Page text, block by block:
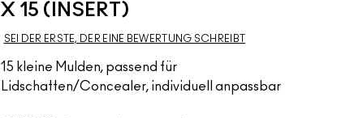
X 15 (INSERT)
SEI DER ERSTE, DER EINE BEWERTUNG SCHREIBT
15 kleine Mulden, passend für
Lidschatten/Concealer, individuell anpassbar